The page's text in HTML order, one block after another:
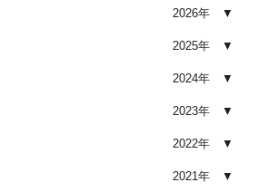
共通点｜やって
2026.02.03
車内クリーニン
つのポイント
2026.02.02
果を感じない人
2026年
2025年
2024年
2023年
2022年
2021年